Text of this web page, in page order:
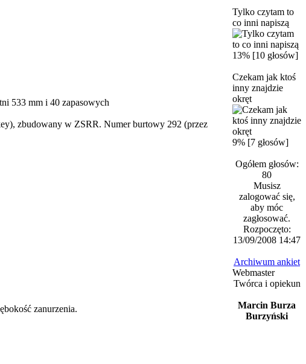
533 mm i 40 zapasowych
zbudowany w ZSRR. Numer burtowy 292 (przez
zanurzenia.
Tylko czytam to
co inni napiszą
13% [10 głosów]
Czekam jak ktoś
inny znajdzie
okręt
9% [7 głosów]
Ogółem głosów:
80
Musisz
zalogować się,
aby móc
zagłosować.
Rozpoczęto:
13/09/2008 14:47
Archiwum ankiet
Webmaster
Twórca i opiekun
Marcin Burza
Burzyński